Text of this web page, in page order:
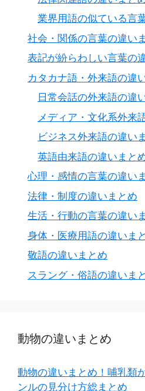
業界用語の似ている言
社会・関係の言葉の違い
表記が紛らわしい言葉の
カタカナ語・外来語の違
日常会話の外来語の違
メディア・文化系外来
ビジネス外来語の違い
英語由来語の違いまと
心理・感情の言葉の違い
法律・制度の違いまとめ
生活・行動の言葉の違い
身体・医療用語の違いま
敬語の違いまとめ
スラング・俗語の違いま
動物の違いまとめ
動物の違いまとめ！哺乳類
ンルの見分け方総まとめ